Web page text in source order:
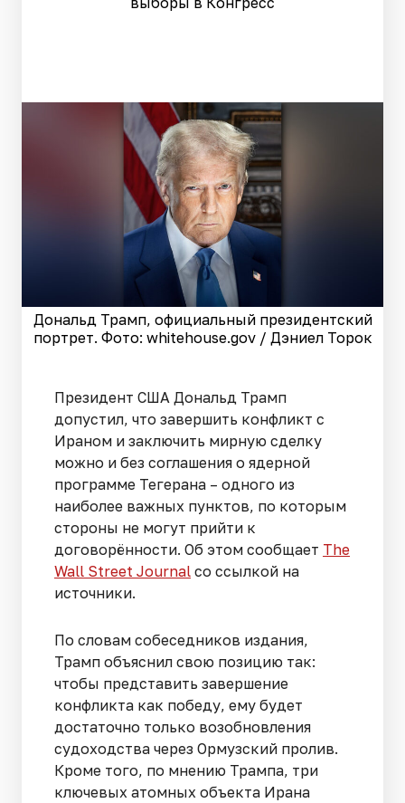
Дональд Трамп, официальный президентский
портрет. Фото: whitehouse.gov / Дэниел Торок
Президент США Дональд Трамп
допустил, что завершить конфликт с
Ираном и заключить мирную сделку
можно и без соглашения о ядерной
программе Тегерана – одного из
наиболее важных пунктов, по которым
стороны не могут прийти к
договорённости. Об этом сообщает The
Wall Street Journal со ссылкой на
источники.
По словам собеседников издания,
Трамп объяснил свою позицию так:
чтобы представить завершение
конфликта как победу, ему будет
достаточно только возобновления
судоходства через Ормузский пролив.
Кроме того, по мнению Трампа, три
ключевых атомных объекта Ирана